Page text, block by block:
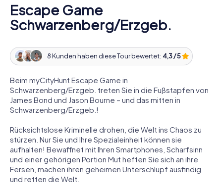
Escape Game
Schwarzenberg/Erzgeb.
8 Kunden haben diese Tour bewertet: 4,3 / 5
Beim myCityHunt Escape Game in
Schwarzenberg/Erzgeb. treten Sie in die Fußstapfen von
James Bond und Jason Bourne – und das mitten in
Schwarzenberg/Erzgeb.!
Rücksichtslose Kriminelle drohen, die Welt ins Chaos zu
stürzen. Nur Sie und Ihre Spezialeinheit können sie
aufhalten! Bewaffnet mit Ihren Smartphones, Scharfsinn
und einer gehörigen Portion Mut heften Sie sich an ihre
Fersen, machen ihren geheimen Unterschlupf ausfindig
und retten die Welt.